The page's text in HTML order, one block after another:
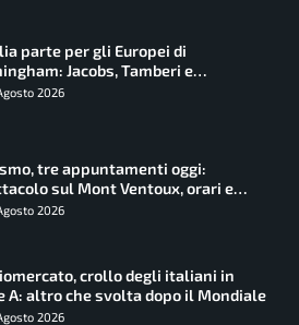
parte per gli Europei di
Jacobs, Tamberi e
guidano una spedizione
2026
tre appuntamenti oggi:
sul Mont Ventoux, orari e
vederli
2026
crollo degli italiani in
A: altro che svolta dopo il Mondiale
2026